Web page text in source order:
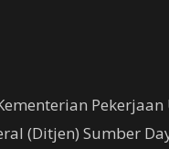
(Ditjen) Sumber